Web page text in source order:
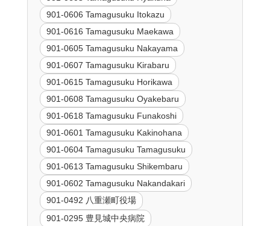
901-0606 Tamagusuku Itokazu
901-0616 Tamagusuku Maekawa
901-0605 Tamagusuku Nakayama
901-0607 Tamagusuku Kirabaru
901-0615 Tamagusuku Horikawa
901-0608 Tamagusuku Oyakebaru
901-0618 Tamagusuku Funakoshi
901-0601 Tamagusuku Kakinohana
901-0604 Tamagusuku Tamagusuku
901-0613 Tamagusuku Shikembaru
901-0602 Tamagusuku Nakandakari
901-0492 八重瀬町役場
901-0295 豊見城中央病院